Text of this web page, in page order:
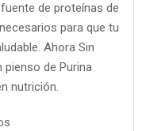
de proteínas de
para que tu
Ahora Sin
pienso de Purina
nutrición.